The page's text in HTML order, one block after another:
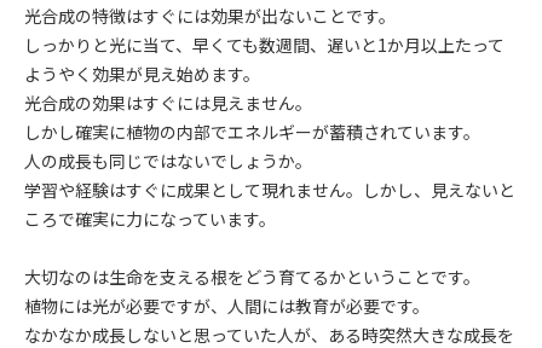
光合成の特徴はすぐには効果が出ないことです。
しっかりと光に当て、早くても数週間、遅いと1か月以上たって
ようやく効果が見え始めます。
光合成の効果はすぐには見えません。
しかし確実に植物の内部でエネルギーが蓄積されています。
人の成長も同じではないでしょうか。
学習や経験はすぐに成果として現れません。しかし、見えないと
ころで確実に力になっています。
大切なのは生命を支える根をどう育てるかということです。
植物には光が必要ですが、人間には教育が必要です。
なかなか成長しないと思っていた人が、ある時突然大きな成長を